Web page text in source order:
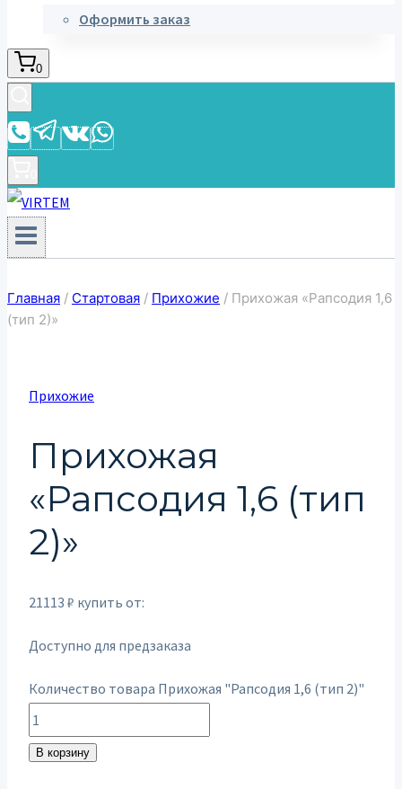
Оформить заказ
0
Главная / Стартовая / Прихожие / Прихожая «Рапсодия 1,6
(тип 2)»
Прихожие
Прихожая
«Рапсодия 1,6 (тип
2)»
21113 ₽ купить от:
Доступно для предзаказа
Количество товара Прихожая "Рапсодия 1,6 (тип 2)"
В корзину